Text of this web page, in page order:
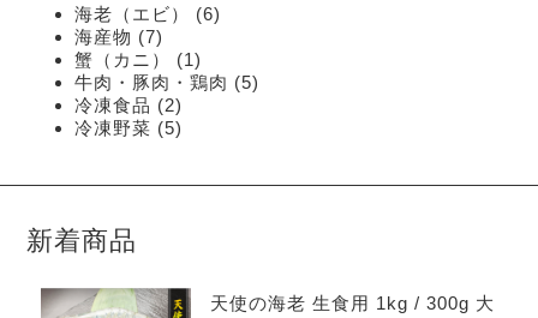
海老（エビ） 66
商
海産物 77
個
の
商
品
蟹（カニ） 11
個
牛肉・豚肉・鶏肉 55
冷凍食品 22
個
品
冷凍野菜 55
商
新着商品
天使の海老 生食用 1kg / 300g 大